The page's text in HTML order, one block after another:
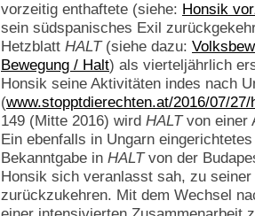
vorzeitig enthaftete (siehe: Honsik
sein südspanisches Exil
Hetzblatt HALT(siehe dazu:
Bewegung / Halt) als vierteljährlich
Honsik seine Aktivitäten indes nach
(www.stopptdierechten.at/2016/07/
149 (Mitte 2016) wird HALTvon einer
Ein ebenfalls in Ungarn
Bekanntgabe in HALTvon der
Honsik sich veranlasst sah, zu
zurückzukehren. Mit dem Wechsel